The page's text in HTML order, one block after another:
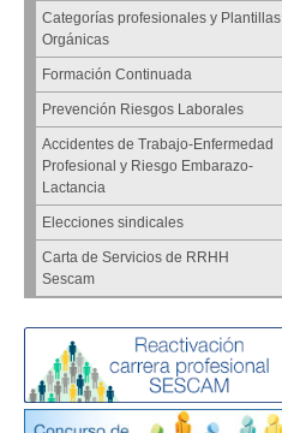
Categorías profesionales y Plantillas
Orgánicas
Formación Continuada
Prevención Riesgos Laborales
Accidentes de Trabajo-Enfermedad
Profesional y Riesgo Embarazo-
Lactancia
Elecciones sindicales
Carta de Servicios de RRHH
Sescam